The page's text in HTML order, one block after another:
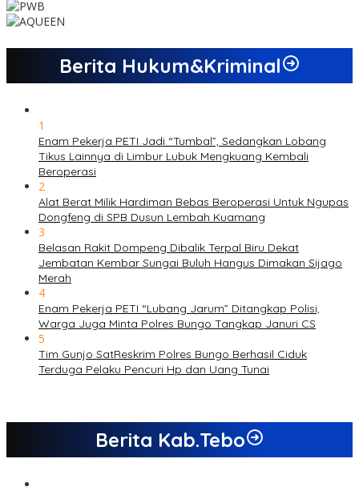
Berita Hukum&Kriminal
1
Enam Pekerja PETI Jadi “Tumbal”, Sedangkan Lobang
Tikus Lainnya di Limbur Lubuk Mengkuang Kembali
Beroperasi
2
Alat Berat Milik Hardiman Bebas Beroperasi Untuk Ngupas
Dongfeng di SPB Dusun Lembah Kuamang
3
Belasan Rakit Dompeng Dibalik Terpal Biru Dekat
Jembatan Kembar Sungai Buluh Hangus Dimakan Sijago
Merah
4
Enam Pekerja PETI “Lubang Jarum” Ditangkap Polisi,
Warga Juga Minta Polres Bungo Tangkap Januri CS
5
Tim Gunjo SatReskrim Polres Bungo Berhasil Ciduk
Terduga Pelaku Pencuri Hp dan Uang Tunai
Berita Kab.Tebo